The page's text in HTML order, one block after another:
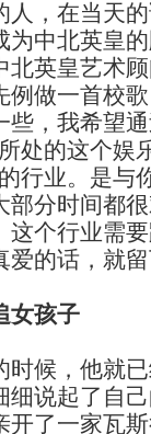
，在当天的
为中北英皇
北英皇艺术
例做一首校
些，我希望
处的这个娱
行业。是与
部分时间都
这个行业需
爱的话，就
女孩子
候，他就已
细说起了自
开了一家瓦